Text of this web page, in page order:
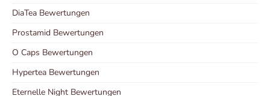
DiaTea Bewertungen
Prostamid Bewertungen
O Caps Bewertungen
Hypertea Bewertungen
Eternelle Night Bewertungen